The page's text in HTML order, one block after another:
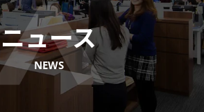
ニュース
NEWS